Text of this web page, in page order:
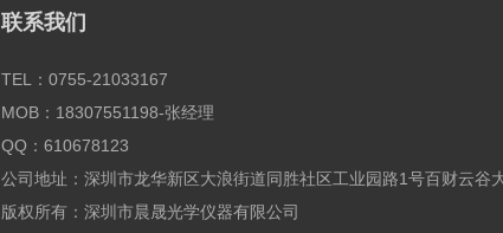
联系我们
TEL：0755-21033167
MOB：18307551198-张经理
QQ：610678123
公司地址：深圳市龙华新区大浪街道同胜社区工业园路1号百财云谷
版权所有：深圳市晨晟光学仪器有限公司